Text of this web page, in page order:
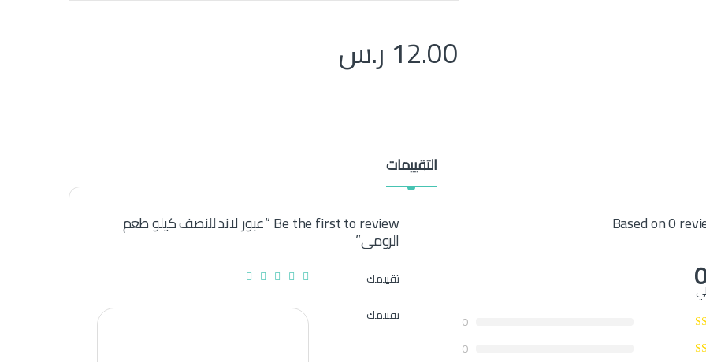
12.00 ر.س
التقييمات
Based on 0
0
0
Be the first to review “عبور لاند للنصف كيلو طعم
الرومى”
تقييمك
تقييمك